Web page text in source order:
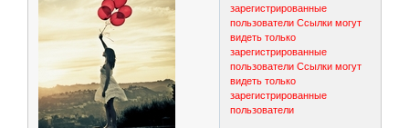
зарегистрированные
пользователи Ссылки могут
видеть только
зарегистрированные
пользователи Ссылки могут
видеть только
зарегистрированные
пользователи